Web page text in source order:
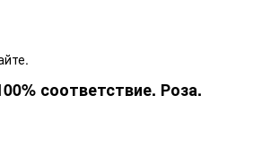
соответствие. Роза.